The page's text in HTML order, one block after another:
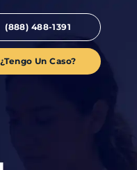
(888) 488-1391
¿Tengo Un Caso?